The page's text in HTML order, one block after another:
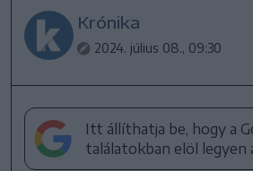
Krónika
2024. július 08., 09:30
Itt állíthatja be, hogy a
találatokban elöl legyen